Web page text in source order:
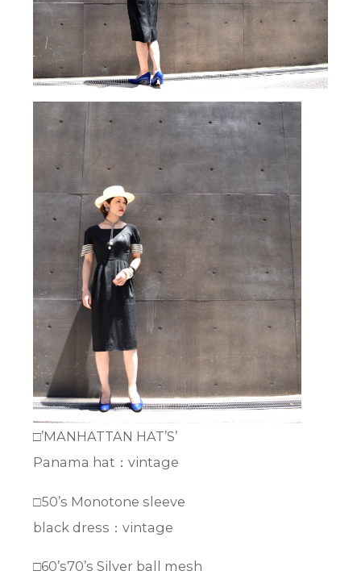
□’MANHATTAN HAT’S’
Panama hat：vintage
□50’s Monotone sleeve
black dress：vintage
□60’s70’s Silver ball mesh